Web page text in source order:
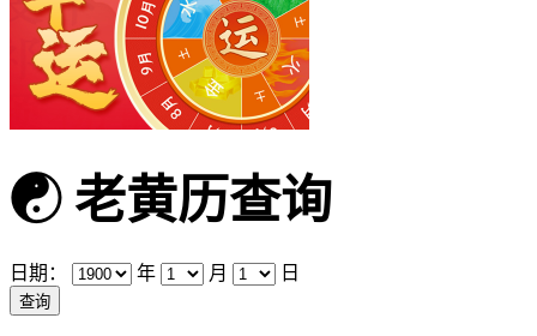
☯老黄历查询
日期： 年 月 日